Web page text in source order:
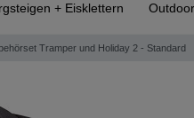
+ Eisklettern
Tramper und Holiday 2 - Standard